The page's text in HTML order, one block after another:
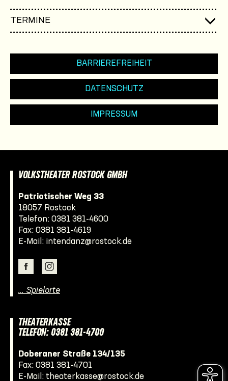
TERMINE
BARRIEREFREIHEIT
DATENSCHUTZ
IMPRESSUM
VOLKSTHEATER ROSTOCK GMBH
Patriotischer Weg 33
18057 Rostock
Telefon: 0381 381-4600
Fax: 0381 381-4619
E-Mail: intendanz@rostock.de
… Spielorte
THEATERKASSE
TELEFON: 0381 381-4700
Doberaner Straße 134/135
Fax: 0381 381-4701
E-Mail: theaterkasse@rostock.de